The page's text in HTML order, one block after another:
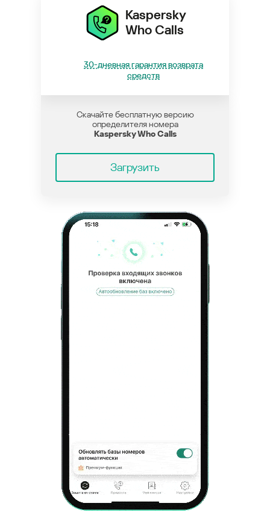
Kaspersky
Who Calls
30-дневная гарантия возврата
средств
Скачайте бесплатную версию
определителя номера
Kaspersky Who Calls
Загрузить